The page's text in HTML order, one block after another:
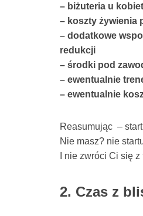
– biżuteria u
– koszty żywienia
– dodatkowe
redukcji
– środki pod
– ewentualnie
– ewentualnie
Reasumując –
Nie masz? nie
I nie zwróci Ci się
2. Czas z